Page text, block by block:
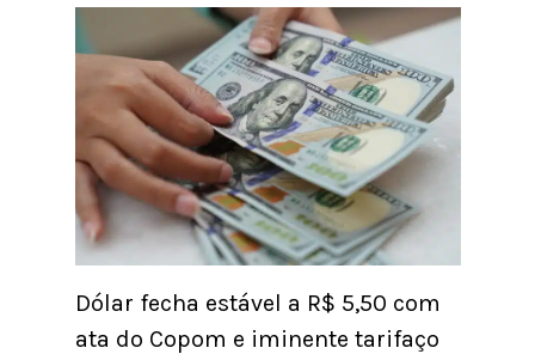
Dólar fecha estável a R$ 5,50 com
ata do Copom e iminente tarifaço